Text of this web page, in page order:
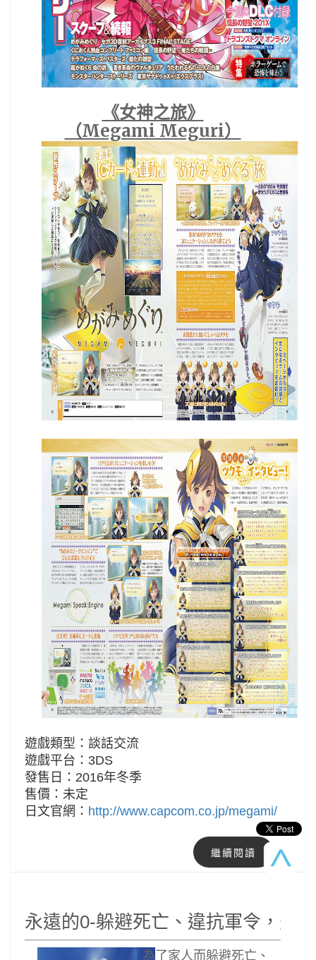
《女神之旅》
（Megami Meguri）
遊戲類型：談話交流
遊戲平台：3DS
發售日：2016年冬季
售價：未定
日文官網： http://www.capcom.co.jp/megami/
繼續閱讀
永遠的0-躲避死亡、違抗軍令，是
為了家人而躲避死亡、